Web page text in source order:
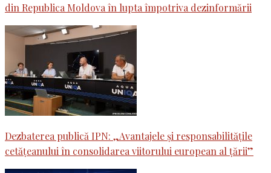
din Republica Moldova în lupta împotriva dezinformării
Dezbaterea publică IPN: „Avantajele și responsabilitățile
cetățeanului în consolidarea viitorului european al țării”